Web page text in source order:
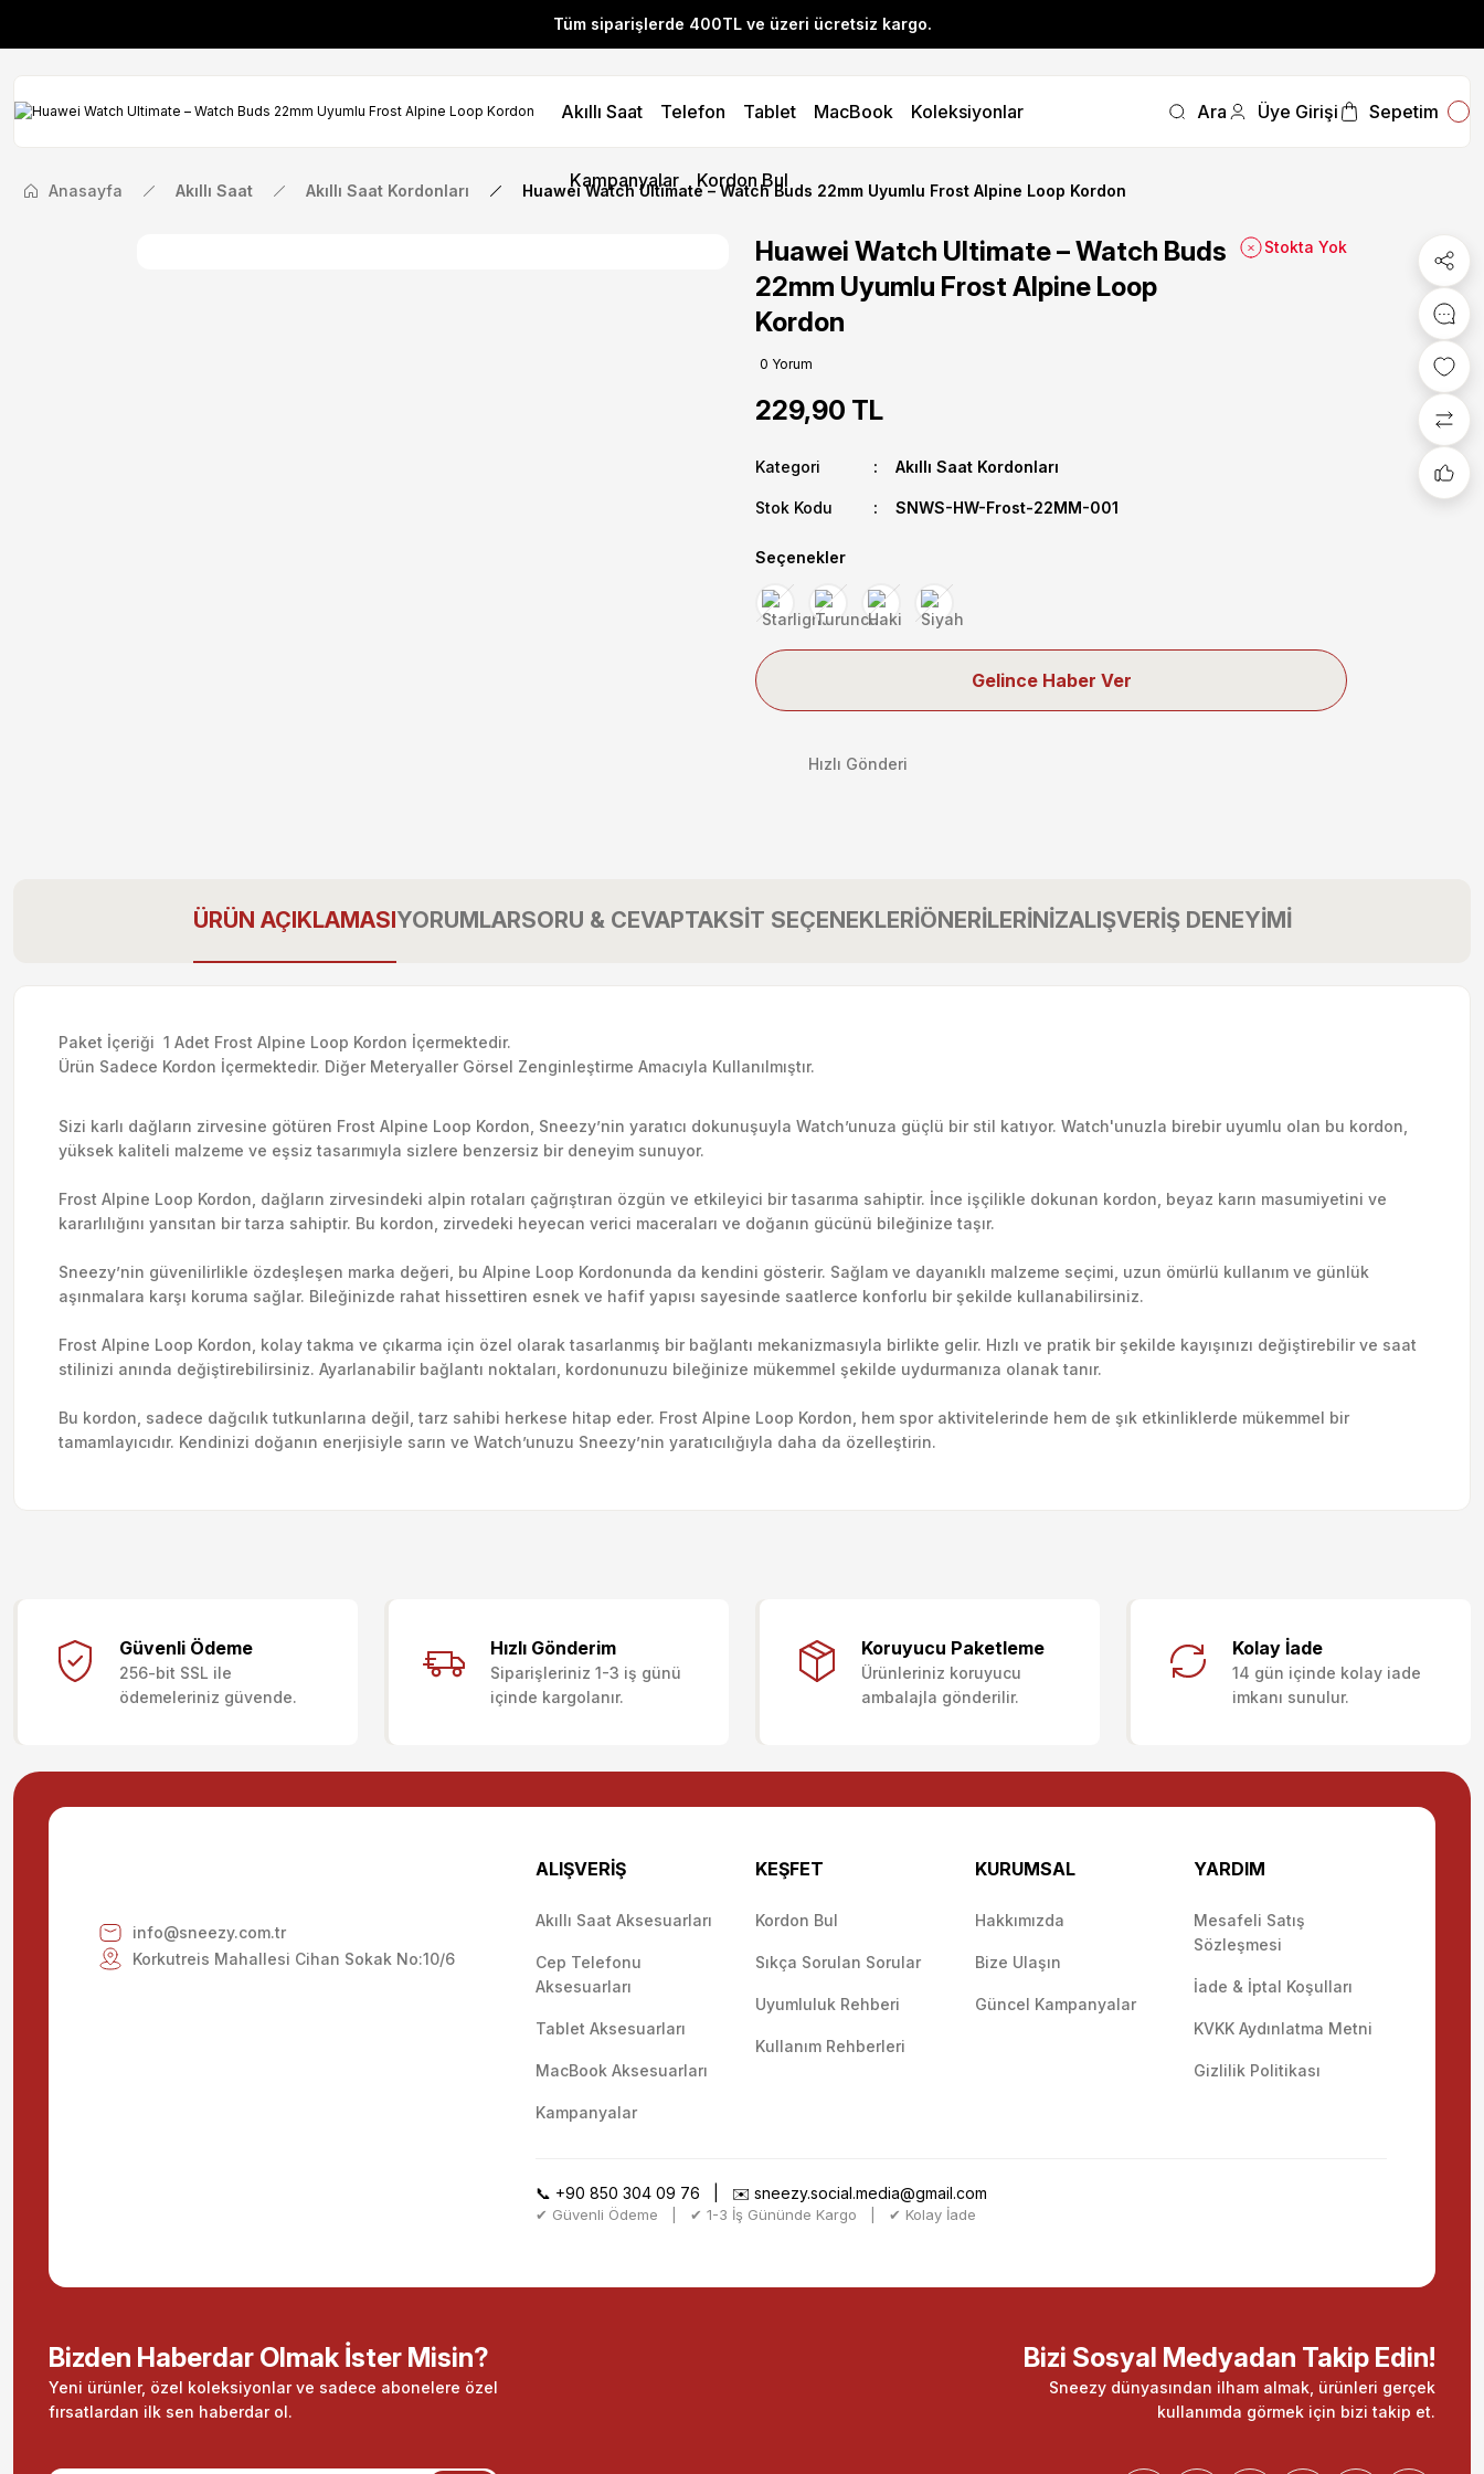
Tüm siparişlerde 400TL ve üzeri ücretsiz kargo.
İlk Siparişinize Özel! YENI10 koduyla 400 TL ve üzeri alışverişlerinizde %10 indirim fırsatını kaçırmayın.
Tüm siparişlerde 400TL ve üzeri ücretsiz kargo.
İlk Siparişinize Özel! YENI10 koduyla 400 TL ve üzeri alışverişlerinizde %10 indirim fırsatını kaçırmayın.
Akıllı Saat Telefon Tablet MacBook Koleksiyonlar
Kampanyalar Kordon Bul
Ara Üye Girişi Sepetim
Anasayfa Akıllı Saat Akıllı Saat Kordonları Huawei Watch Ultimate – Watch Buds 22mm Uyumlu Frost Alpine Loop Kordon
Huawei Watch Ultimate – Watch Buds
22mm Uyumlu Frost Alpine Loop
Kordon
0 Yorum
Stokta Yok
229,90 TL
Kategori Akıllı Saat Kordonları
Stok Kodu SNWS-HW-Frost-22MM-001
Seçenekler
Gelince Haber Ver
Hızlı Gönderi
ÜRÜN AÇIKLAMASIYORUMLARSORU & CEVAPTAKSİT SEÇENEKLERİÖNERİLERİNİZALIŞVERİŞ DENEYİMİ
Paket İçeriği 1 Adet Frost Alpine Loop Kordon İçermektedir.
Ürün Sadece Kordon İçermektedir. Diğer Meteryaller Görsel Zenginleştirme Amacıyla Kullanılmıştır.
Sizi karlı dağların zirvesine götüren Frost Alpine Loop Kordon, Sneezy’nin yaratıcı dokunuşuyla Watch’unuza güçlü bir stil katıyor. Watch'unuzla birebir uyumlu olan bu kordon,
yüksek kaliteli malzeme ve eşsiz tasarımıyla sizlere benzersiz bir deneyim sunuyor.
Frost Alpine Loop Kordon, dağların zirvesindeki alpin rotaları çağrıştıran özgün ve etkileyici bir tasarıma sahiptir. İnce işçilikle dokunan kordon, beyaz karın masumiyetini ve
kararlılığını yansıtan bir tarza sahiptir. Bu kordon, zirvedeki heyecan verici maceraları ve doğanın gücünü bileğinize taşır.
Sneezy’nin güvenilirlikle özdeşleşen marka değeri, bu Alpine Loop Kordonunda da kendini gösterir. Sağlam ve dayanıklı malzeme seçimi, uzun ömürlü kullanım ve günlük
aşınmalara karşı koruma sağlar. Bileğinizde rahat hissettiren esnek ve hafif yapısı sayesinde saatlerce konforlu bir şekilde kullanabilirsiniz.
Frost Alpine Loop Kordon, kolay takma ve çıkarma için özel olarak tasarlanmış bir bağlantı mekanizmasıyla birlikte gelir. Hızlı ve pratik bir şekilde kayışınızı değiştirebilir ve saat
stilinizi anında değiştirebilirsiniz. Ayarlanabilir bağlantı noktaları, kordonunuzu bileğinize mükemmel şekilde uydurmanıza olanak tanır.
Bu kordon, sadece dağcılık tutkunlarına değil, tarz sahibi herkese hitap eder. Frost Alpine Loop Kordon, hem spor aktivitelerinde hem de şık etkinliklerde mükemmel bir
tamamlayıcıdır. Kendinizi doğanın enerjisiyle sarın ve Watch’unuzu Sneezy’nin yaratıcılığıyla daha da özelleştirin.
Ürün resmi kalitesiz, bozuk veya görüntülenemiyor.
Ürün açıklamasında eksik bilgiler bulunuyor.
Gönder
Güvenli Ödeme
256-bit SSL ile
ödemeleriniz güvende.
Hızlı Gönderim
Siparişleriniz 1-3 iş günü
içinde kargolanır.
Koruyucu Paketleme
Ürünleriniz koruyucu
ambalajla gönderilir.
Kolay İade
14 gün içinde kolay iade
imkanı sunulur.
info@sneezy.com.tr
Korkutreis Mahallesi Cihan Sokak No:10/6
ALIŞVERİŞ
Akıllı Saat Aksesuarları
Cep Telefonu
Aksesuarları
Tablet Aksesuarları
MacBook Aksesuarları
Kampanyalar
KEŞFET
Kordon Bul
Sıkça Sorulan Sorular
Uyumluluk Rehberi
Kullanım Rehberleri
KURUMSAL
Hakkımızda
Bize Ulaşın
Güncel Kampanyalar
YARDIM
Mesafeli Satış
Sözleşmesi
İade & İptal Koşulları
KVKK Aydınlatma Metni
Gizlilik Politikası
📞 +90 850 304 09 76 | ✉️sneezy.social.media@gmail.com
✔ Güvenli Ödeme | ✔ 1-3 İş Gününde Kargo | ✔ Kolay İade
Bizden Haberdar Olmak İster Misin?
Yeni ürünler, özel koleksiyonlar ve sadece abonelere özel
fırsatlardan ilk sen haberdar ol.
Bizi Sosyal Medyadan Takip Edin!
Sneezy dünyasından ilham almak, ürünleri gerçek
kullanımda görmek için bizi takip et.